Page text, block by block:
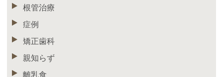
根管治療
症例
矯正歯科
親知らず
離乳食